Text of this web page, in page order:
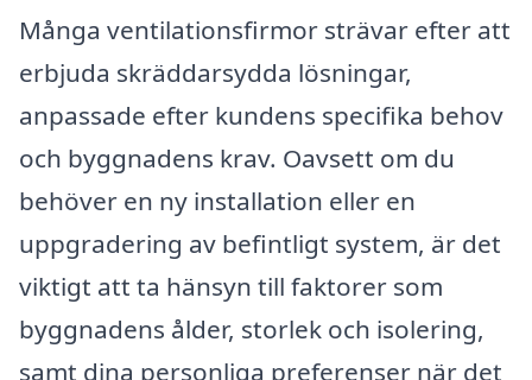
Många ventilationsfirmor strävar efter att
erbjuda skräddarsydda lösningar,
anpassade efter kundens specifika behov
och byggnadens krav. Oavsett om du
behöver en ny installation eller en
uppgradering av befintligt system, är det
viktigt att ta hänsyn till faktorer som
byggnadens ålder, storlek och isolering,
samt dina personliga preferenser när det